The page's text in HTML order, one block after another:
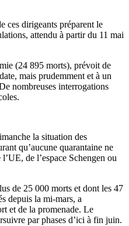
ces dirigeants préparent le
attendu à partir du 11 mai
(24 895 morts), prévoit de
mais prudemment et à un
nombreuses interrogations
la situation des
qu’aucune quarantaine ne
de l’espace Schengen ou
de 25 000 morts et dont les 47
depuis la mi-mars, a
et de la promenade. Le
par phases d’ici à fin juin.